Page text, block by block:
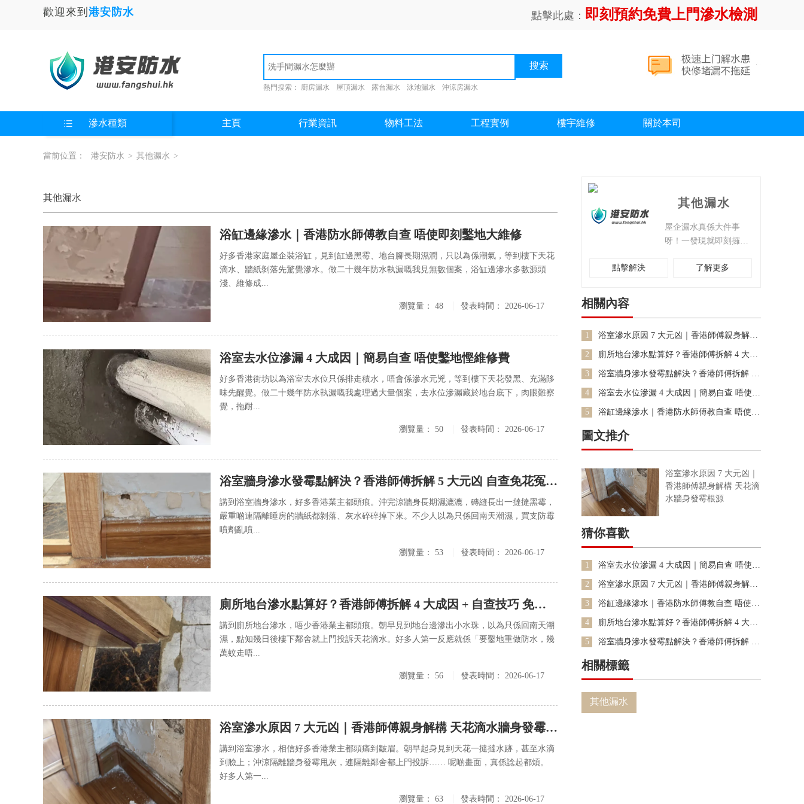
歡迎來到 港安防水 點擊此處： 即刻預約免費上門滲水檢測
熱門搜索： 廚房漏水 屋頂漏水 露台漏水 泳池漏水 沖涼房漏水
滲水種類 主頁 行業資訊 物料工法 工程實例 樓宇維修 關於本司
當前位置： 港安防水 > 其他漏水 >
其他漏水
浴缸邊緣滲水｜香港防水師傅教自查 唔使即刻鑿地大維修
好多香港家庭屋企裝浴缸，見到缸邊黑霉、地台腳長期濕潤，只以為係潮氣，等到樓下天花
滴水、牆紙剝落先驚覺滲水。做二十幾年防水執漏嘅我見無數個案，浴缸邊滲水多數源頭
淺、維修成...
瀏覽量： 48 發表時間： 2026-06-17
浴室去水位滲漏 4 大成因｜簡易自查 唔使鑿地慳維修費
好多香港街坊以為浴室去水位只係排走積水，唔會係滲水元兇，等到樓下天花發黑、充滿陊
味先醒覺。做二十幾年防水執漏嘅我處理過大量個案，去水位滲漏藏於地台底下，肉眼難察
覺，拖耐...
瀏覽量： 50 發表時間： 2026-06-17
浴室牆身滲水發霉點解決？香港師傅拆解 5 大元凶 自查免花冤枉
錢
講到浴室牆身滲水，好多香港業主都頭痕。沖完涼牆身長期濕漉漉，磚縫長出一撻撻黑霉，
嚴重啲連隔離睡房的牆紙都剝落、灰水碎碎掉下來。不少人以為只係回南天潮濕，買支防霉
噴劑亂噴...
瀏覽量： 53 發表時間： 2026-06-17
廁所地台滲水點算好？香港師傅拆解 4 大成因 + 自查技巧 免亂
花冤枉錢
講到廁所地台滲水，唔少香港業主都頭痕。朝早見到地台邊滲出小水珠，以為只係回南天潮
濕，點知幾日後樓下鄰舍就上門投訴天花滴水。好多人第一反應就係「要鑿地重做防水，幾
萬蚊走唔...
瀏覽量： 56 發表時間： 2026-06-17
浴室滲水原因 7 大元凶｜香港師傅親身解構 天花滴水牆身發霉根
源
講到浴室滲水，相信好多香港業主都頭痛到皺眉。朝早起身見到天花一撻撻水跡，甚至水滴
到臉上；沖涼隔離牆身發霉甩灰，連隔離鄰舍都上門投訴…… 呢啲畫面，真係諗起都煩。
好多人第一...
瀏覽量： 63 發表時間： 2026-06-17
其他漏水
屋企漏水真係大件事
呀！一發現就即刻攞盆
搞到傢俬地板都浸壞。
啦！
點擊解決 了解更多
相關內容
1
浴室滲水原因 7 大元凶｜香港師傅親身解構
2
廁所地台滲水點算好？香港師傅拆解 4 大成
3
浴室牆身滲水發霉點解決？香港師傅拆解 5
4
浴室去水位滲漏 4 大成因｜簡易自查 唔使鑿
5
浴缸邊緣滲水｜香港防水師傅教自查 唔使即
圖文推介
浴室滲水原因 7 大元凶｜
香港師傅親身解構 天花滴
水牆身發霉根源
猜你喜歡
1
浴室去水位滲漏 4 大成因｜簡易自查 唔使鑿
2
浴室滲水原因 7 大元凶｜香港師傅親身解構
3
浴缸邊緣滲水｜香港防水師傅教自查 唔使即
4
廁所地台滲水點算好？香港師傅拆解 4 大成
5
浴室牆身滲水發霉點解決？香港師傅拆解 5
相關標籤
其他漏水